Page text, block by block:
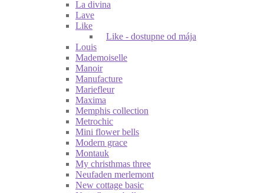
La divina
Lave
Like
Like - dostupne od mája
Louis
Mademoiselle
Manoir
Manufacture
Mariefleur
Maxima
Memphis collection
Metrochic
Mini flower bells
Modern grace
Montauk
My christhmas three
Neufaden merlemont
New cottage basic